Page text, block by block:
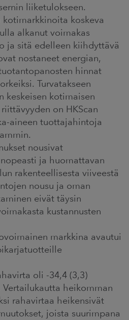
liiketulokseen.
kotimarkkinoita koskeva
alkanut voimakas
ja sitä edelleen kiihdyttävä
nostaneet energian,
hinnat
Turvatakseen
keskeisen kotimaisen
on HKScan
aineen tuottajahintoja
nousivat
ja huomattavan
rakenteellisesta viiveestä
nousu ja oman
eivät täysin
kustannusten
markkina avautui
oli -34,4 (3,3)
heikomman
rahavirtaa heikensivät
joista suurimpana